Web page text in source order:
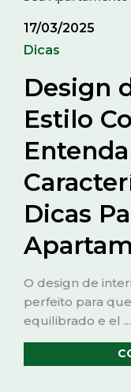
17/03/2025
Dicas
Design
Estilo
Dicas
O design de
perfeito para
equilibrado e el ...